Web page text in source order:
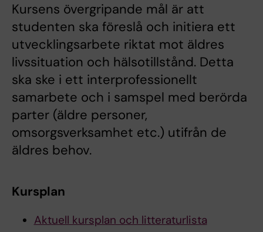
Kursens övergripande mål är att
studenten ska föreslå och initiera ett
utvecklingsarbete riktat mot äldres
livssituation och hälsotillstånd. Detta
ska ske i ett interprofessionellt
samarbete och i samspel med berörda
parter (äldre personer,
omsorgsverksamhet etc.) utifrån de
äldres behov.
Kursplan
Aktuell kursplan och litteraturlista